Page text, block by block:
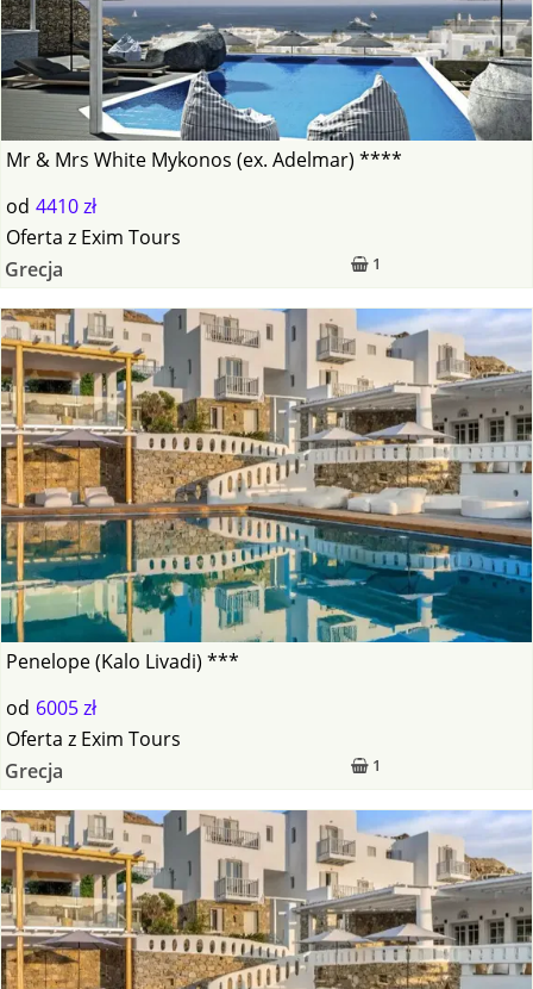
Mr & Mrs White Mykonos (ex. Adelmar) ****
od 4410 zł
1
Oferta z Exim Tours
Grecja
Penelope (Kalo Livadi) ***
od 6005 zł
1
Oferta z Exim Tours
Grecja